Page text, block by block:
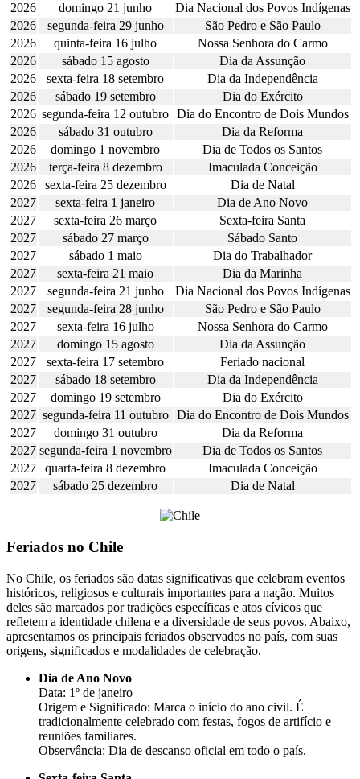
2026
domingo 21 junho
Dia Nacional dos Povos Indígenas
2026
segunda-feira 29 junho
São Pedro e São Paulo
2026
quinta-feira 16 julho
Nossa Senhora do Carmo
2026
sábado 15 agosto
Dia da Assunção
2026
sexta-feira 18 setembro
Dia da Independência
2026
sábado 19 setembro
Dia do Exército
2026 segunda-feira 12 outubro Dia do Encontro de Dois Mundos
2026
sábado 31 outubro
Dia da Reforma
2026
domingo 1 novembro
Dia de Todos os Santos
2026
terça-feira 8 dezembro
Imaculada Conceição
2026
sexta-feira 25 dezembro
Dia de Natal
2027
sexta-feira 1 janeiro
Dia de Ano Novo
2027
sexta-feira 26 março
Sexta-feira Santa
2027
sábado 27 março
Sábado Santo
2027
sábado 1 maio
Dia do Trabalhador
2027
sexta-feira 21 maio
Dia da Marinha
2027
segunda-feira 21 junho
Dia Nacional dos Povos Indígenas
2027
segunda-feira 28 junho
São Pedro e São Paulo
2027
sexta-feira 16 julho
Nossa Senhora do Carmo
2027
domingo 15 agosto
Dia da Assunção
2027
sexta-feira 17 setembro
Feriado nacional
2027
sábado 18 setembro
Dia da Independência
2027
domingo 19 setembro
Dia do Exército
2027 segunda-feira 11 outubro
Dia do Encontro de Dois Mundos
2027
domingo 31 outubro
Dia da Reforma
2027 segunda-feira 1 novembro
Dia de Todos os Santos
2027
quarta-feira 8 dezembro
Imaculada Conceição
2027
sábado 25 dezembro Dia de Natal
Feriados no Chile
No Chile, os feriados são datas significativas que celebram eventos
históricos, religiosos e culturais importantes para a nação. Muitos
deles são marcados por tradições específicas e atos cívicos que
refletem a identidade chilena e a diversidade de seus povos. Abaixo,
apresentamos os principais feriados observados no país, com suas
origens, significados e modalidades de celebração.
Dia de Ano Novo
Data: 1º de janeiro
Origem e Significado: Marca o início do ano civil. É
tradicionalmente celebrado com festas, fogos de artifício e
reuniões familiares.
Observância: Dia de descanso oficial em todo o país.